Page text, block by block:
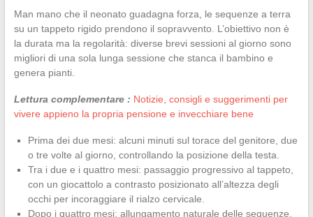
Man mano che il neonato guadagna forza, le sequenze a terra
su un tappeto rigido prendono il sopravvento. L’obiettivo non è
la durata ma la regolarità: diverse brevi sessioni al giorno sono
migliori di una sola lunga sessione che stanca il bambino e
genera pianti.
Lettura complementare : Notizie, consigli e suggerimenti per
vivere appieno la propria pensione e invecchiare bene
Prima dei due mesi: alcuni minuti sul torace del genitore, due
o tre volte al giorno, controllando la posizione della testa.
Tra i due e i quattro mesi: passaggio progressivo al tappeto,
con un giocattolo a contrasto posizionato all’altezza degli
occhi per incoraggiare il rialzo cervicale.
Dopo i quattro mesi: allungamento naturale delle sequenze,